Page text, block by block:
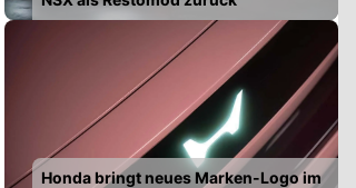
Honda bringt neues Marken-Logo im